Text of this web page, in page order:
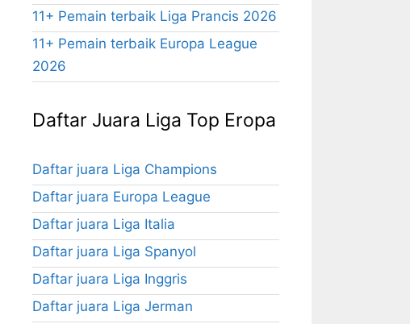
11+ Pemain terbaik Liga Prancis 2026
11+ Pemain terbaik Europa League
2026
Daftar Juara Liga Top Eropa
Daftar juara Liga Champions
Daftar juara Europa League
Daftar juara Liga Italia
Daftar juara Liga Spanyol
Daftar juara Liga Inggris
Daftar juara Liga Jerman